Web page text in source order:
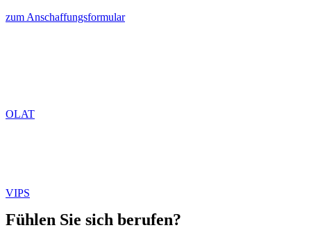
zum Anschaffungsformular
OLAT
VIPS
Fühlen Sie sich berufen?